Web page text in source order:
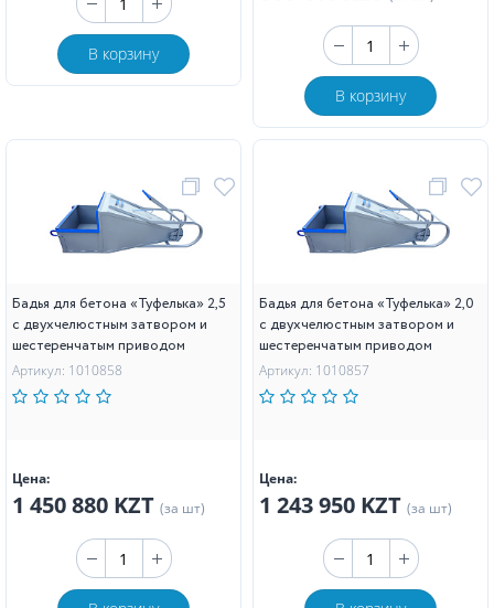
В корзину
В корзину
Бадья для бетона «Туфелька» 2,5
с двухчелюстным затвором и
шестеренчатым приводом
Артикул: 1010858
Цена:
1 450 880 KZT (за шт)
Бадья для бетона «Туфелька» 2,0
с двухчелюстным затвором и
шестеренчатым приводом
Артикул: 1010857
Цена:
1 243 950 KZT (за шт)